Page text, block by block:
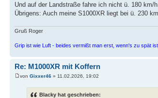
Und auf der Landstraße fahre ich nicht ü. 180 km/h.
Übrigens: Auch meine S1000XR liegt bei ü. 230
Gruß Roger
Grip ist wie Luft - beides vermißt man erst, wenn's zu spät
Re: M1000XR mit Koffern
von Gixxer46 » 11.02.2026, 19:02
Blacky hat geschrieben: